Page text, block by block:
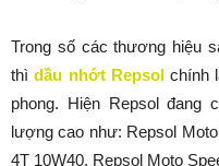
Trong số các thương hiệu
thìdầu nhớt Repsolchính
phong. Hiện Repsol đang
lượng cao như: Repsol
4T 10W40, Repsol Moto